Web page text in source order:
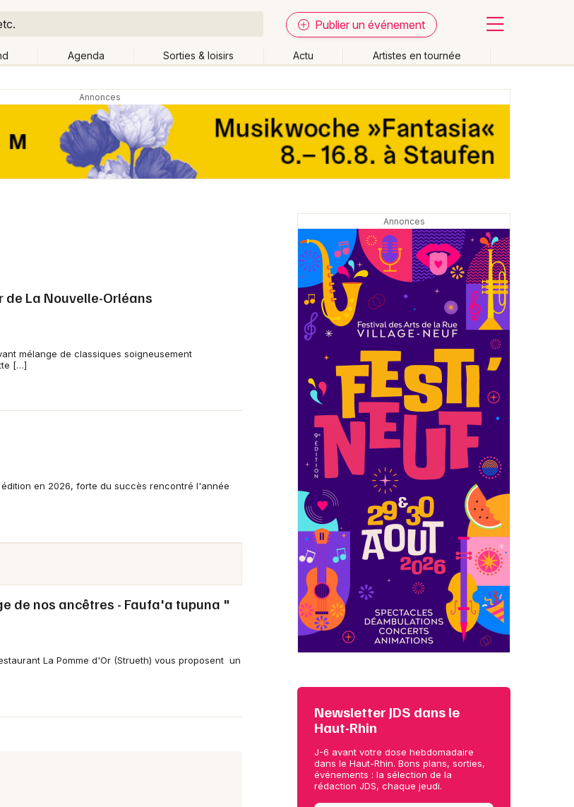
Publier un événement
Agenda Sorties & loisirs Actu Artistes en tournée
Publier un événement
événements
spectacle dans le Grand Est
de La Nouvelle-Orléans
mélange de classiques soigneusement
[…]
en 2026, forte du succès rencontré l'année
de nos ancêtres - Faufa'a tupuna "
La Pomme d'Or (Strueth) vous proposent un
Newsletter JDS dans le
Haut-Rhin
J-6 avant votre dose hebdomadaire
dans le Haut-Rhin. Bons plans, sorties,
événements : la sélection de la
rédaction JDS, chaque jeudi.
Quand ? Effacer les dates
Aujourd'hui Demain Ce week-end Autre